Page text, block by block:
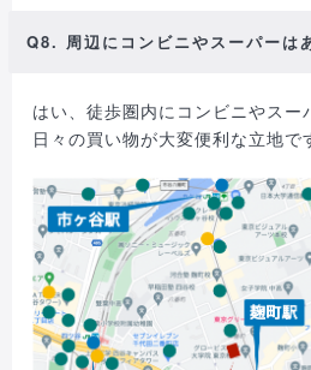
Q8. 周辺にコンビニやスーパーは
はい、徒歩圏内にコンビニやスー
日々の買い物が大変便利な立地で